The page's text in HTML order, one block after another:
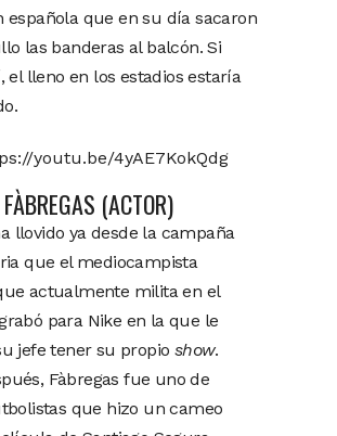
española que en su día sacaron
las banderas al balcón. Si
el lleno en los estadios estaría
youtu.be/4yAE7KokQdg
(ACTOR)
llovido ya desde la campaña
que el mediocampista
actualmente milita en el
para Nike en la que le
jefe tener su propio show.
Fàbregas fue uno de
que hizo un cameo